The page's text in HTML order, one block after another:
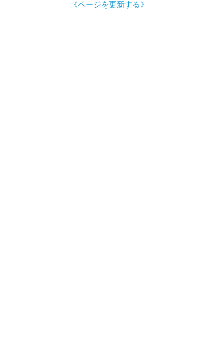
《ページを更新する》